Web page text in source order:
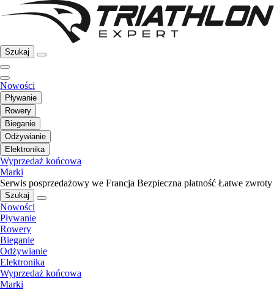
Szukaj
Nowości
Pływanie
Rowery
Bieganie
Odżywianie
Elektronika
Wyprzedaż końcowa
Marki
Serwis posprzedażowy we Francja Bezpieczna płatność Łatwe zwroty
Szukaj
Nowości
Pływanie
Rowery
Bieganie
Odżywianie
Elektronika
Wyprzedaż końcowa
Marki